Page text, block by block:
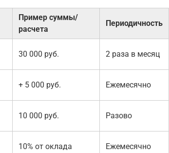
Пример суммы/
расчета
Периодичность
30 000 руб. 2 раза в месяц
+ 5 000 руб. Ежемесячно
10 000 руб. Разово
10% от оклада Ежемесячно